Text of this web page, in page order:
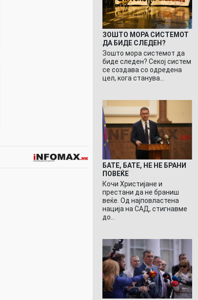
ЗОШТО МОРА СИСТЕМОТ
ДА БИДЕ СЛЕДЕН?
Зошто мора системот да
биде следен? Секој систем
се создава со одредена
цел, кога станува…
БАТЕ, БАТЕ, НЕ НЕ БРАНИ
ПОВЕЌЕ
Кочи Христијане и
престани да не браниш
веќе. Од најповластена
нација на САД, стигнавме
до…